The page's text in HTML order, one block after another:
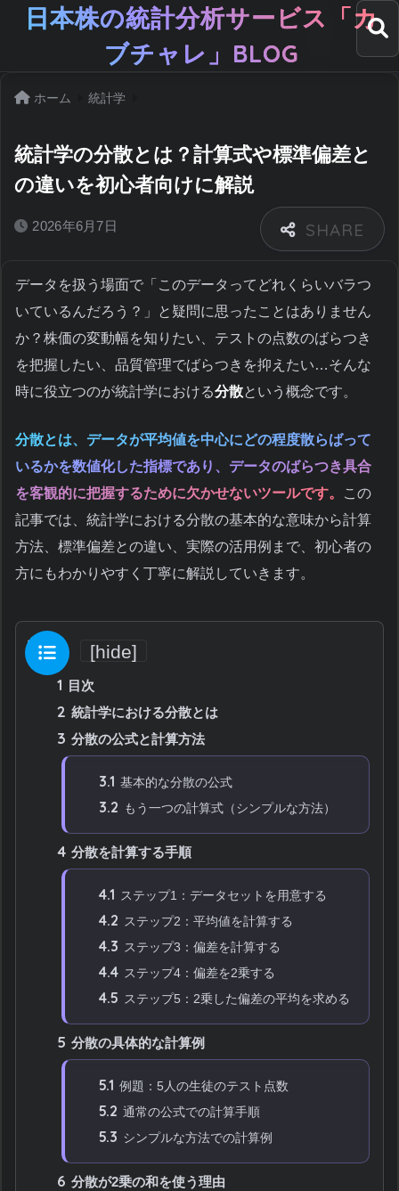
日本株の統計分析サービス「カ
ブチャレ」BLOG
ホーム 統計学
統計学の分散とは？計算式や標準偏差と
の違いを初心者向けに解説
2026年6月7日
データを扱う場面で「このデータってどれくらいバラつ
いているんだろう？」と疑問に思ったことはありません
か？株価の変動幅を知りたい、テストの点数のばらつき
を把握したい、品質管理でばらつきを抑えたい…そんな
時に役立つのが統計学における分散という概念です。
分散とは、データが平均値を中心にどの程度散らばって
いるかを数値化した指標であり、データのばらつき具合
を客観的に把握するために欠かせないツールです。
この
記事では、統計学における分散の基本的な意味から計算
方法、標準偏差との違い、実際の活用例まで、初心者の
方にもわかりやすく丁寧に解説していきます。
目次 [hide]
1 目次
2 統計学における分散とは
3 分散の公式と計算方法
3.1 基本的な分散の公式
3.2 もう一つの計算式（シンプルな方法）
4 分散を計算する手順
4.1 ステップ1：データセットを用意する
4.2 ステップ2：平均値を計算する
4.3 ステップ3：偏差を計算する
4.4 ステップ4：偏差を2乗する
4.5 ステップ5：2乗した偏差の平均を求める
5 分散の具体的な計算例
5.1 例題：5人の生徒のテスト点数
5.2 通常の公式での計算手順
5.3 シンプルな方法での計算例
6 分散が2乗の和を使う理由